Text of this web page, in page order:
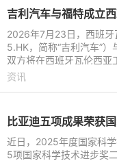
2026年7月23日，西班
5.HK，简称“吉利汽车”）
双方将在西班牙瓦伦西亚
市场打造吉利及福特
资讯
比亚迪五项成果荣获
近日，2025年度国家科
5项国家科学技术进步奖